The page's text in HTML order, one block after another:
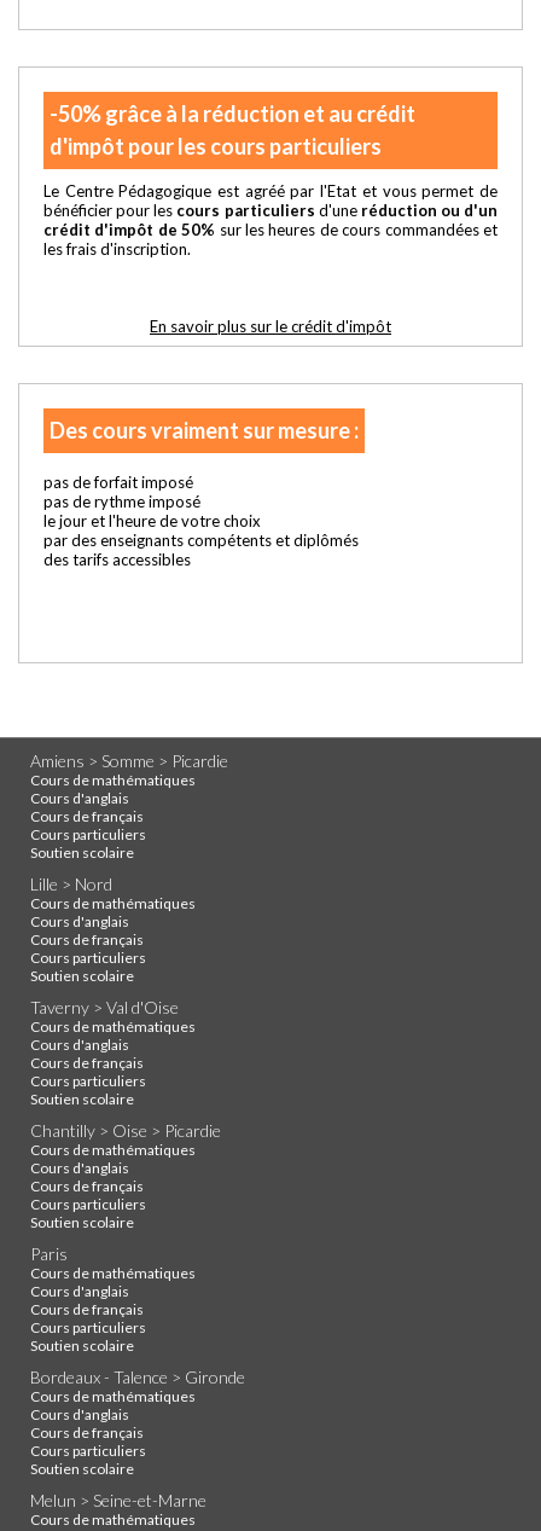
-50% grâce à la réduction et au crédit
d'impôt pour les cours particuliers
Le Centre Pédagogique est agréé par l'Etat et vous permet de
bénéficier pour les cours particuliers d'une réduction ou d'un
crédit d'impôt de 50% sur les heures de cours commandées et
les frais d'inscription.
En savoir plus sur le crédit d'impôt
Des cours vraiment sur mesure :
pas de forfait imposé
pas de rythme imposé
le jour et l'heure de votre choix
par des enseignants compétents et diplômés
des tarifs accessibles
Amiens > Somme > Picardie
Cours de mathématiques
Cours d'anglais
Cours de français
Cours particuliers
Soutien scolaire
Lille > Nord
Cours de mathématiques
Cours d'anglais
Cours de français
Cours particuliers
Soutien scolaire
Taverny > Val d'Oise
Cours de mathématiques
Cours d'anglais
Cours de français
Cours particuliers
Soutien scolaire
Chantilly > Oise > Picardie
Cours de mathématiques
Cours d'anglais
Cours de français
Cours particuliers
Soutien scolaire
Paris
Cours de mathématiques
Cours d'anglais
Cours de français
Cours particuliers
Soutien scolaire
Bordeaux - Talence > Gironde
Cours de mathématiques
Cours d'anglais
Cours de français
Cours particuliers
Soutien scolaire
Melun > Seine-et-Marne
Cours de mathématiques